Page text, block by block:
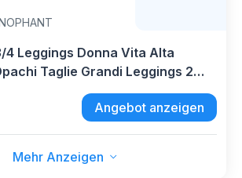
4 Leggings Donna Vita Alta
Taglie Grandi Leggings 2
Angebot anzeigen
Mehr Anzeigen